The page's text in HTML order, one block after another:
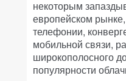
некоторым
европейском
телефонии,
мобильной связи,
широкополосного
популярности